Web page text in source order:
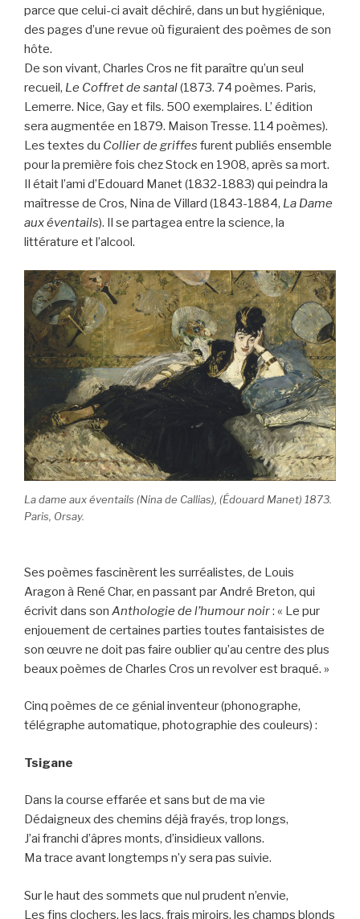
parce que celui-ci avait déchiré, dans un but hygiénique,
des pages d’une revue où figuraient des poèmes de son
hôte.
De son vivant, Charles Cros ne fit paraître qu’un seul
recueil, Le Coffret de santal(1873. 74 poèmes. Paris,
Lemerre. Nice, Gay et fils. 500 exemplaires. L’ édition
sera augmentée en 1879. Maison Tresse. 114 poèmes).
Les textes du Collier de griffes furent publiés ensemble
pour la première fois chez Stock en 1908, après sa mort.
Il était l’ami d’Edouard Manet (1832-1883) qui peindra la
maîtresse de Cros, Nina de Villard (1843-1884, La Dame
aux éventails). Il se partagea entre la science, la
littérature et l’alcool.
La dame aux éventails (Nina de Callias), (Édouard Manet) 1873.
Paris, Orsay.
Ses poèmes fascinèrent les surréalistes, de Louis
Aragon à René Char, en passant par André Breton, qui
écrivit dans son Anthologie de l’humour noir: « Le pur
enjouement de certaines parties toutes fantaisistes de
son œuvre ne doit pas faire oublier qu’au centre des plus
beaux poèmes de Charles Cros un revolver est braqué. »
Cinq poèmes de ce génial inventeur (phonographe,
télégraphe automatique, photographie des couleurs) :
Tsigane
Dans la course effarée et sans but de ma vie
Dédaigneux des chemins déjà frayés, trop longs,
J’ai franchi d’âpres monts, d’insidieux vallons.
Ma trace avant longtemps n’y sera pas suivie.
Sur le haut des sommets que nul prudent n’envie,
Les fins clochers, les lacs, frais miroirs, les champs blonds